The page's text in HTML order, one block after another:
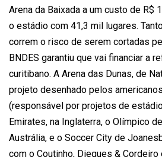
Arena da Baixada a um custo de R$
o estádio com 41,3 mil lugares.
correm o risco de serem cortadas
BNDES garantiu que vai financiar a
curitibano. A Arena das Dunas, de
projeto desenhado pelos
(responsável por projetos de
Emirates, na Inglaterra, o Olímpico
Austrália, e o Soccer City de
com o Coutinho, Diegues &